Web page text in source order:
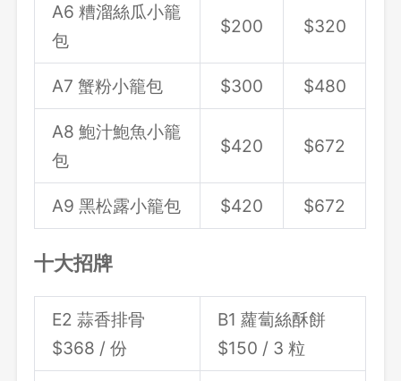
A6 糟溜絲瓜小籠
包
$200 $320
A7 蟹粉小籠包 $300 $480
A8 鮑汁鮑魚小籠
包
$420 $672
A9 黑松露小籠包 $420 $672
十大招牌
E2 蒜香排骨
$368 / 份
B1 蘿蔔絲酥餅
$150 / 3 粒